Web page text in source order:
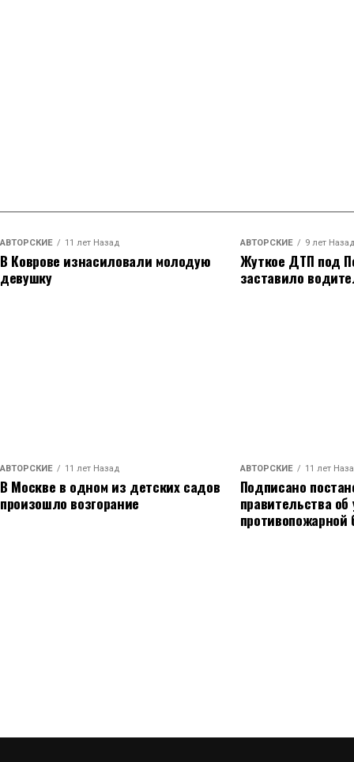
АВТОРСКИЕ 11 лет Назад
В Коврове изнасиловали молодую
девушку
АВТОРСКИЕ 9 лет Назад
Жуткое ДТП под
заставило
АВТОРСКИЕ 11 лет Назад
В Москве в одном из детских садов
произошло возгорание
АВТОРСКИЕ 11 лет
Подписано
правительства
противопожарной